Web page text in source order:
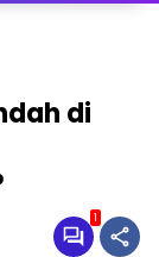
di
1